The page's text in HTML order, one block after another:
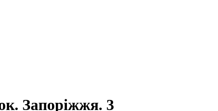
Запоріжжя. 3